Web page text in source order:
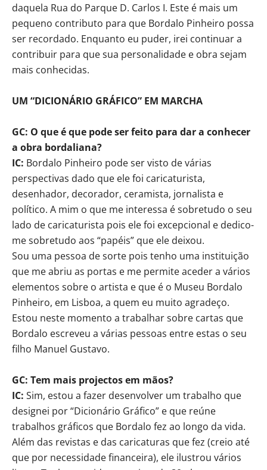
daquela Rua do Parque D. Carlos I. Este é mais um
pequeno contributo para que Bordalo Pinheiro possa
ser recordado. Enquanto eu puder, irei continuar a
contribuir para que sua personalidade e obra sejam
mais conhecidas.
UM “DICIONÁRIO GRÁFICO” EM MARCHA
GC: O que é que pode ser feito para dar a conhecer
a obra bordaliana?
IC: Bordalo Pinheiro pode ser visto de várias
perspectivas dado que ele foi caricaturista,
desenhador, decorador, ceramista, jornalista e
político. A mim o que me interessa é sobretudo o seu
lado de caricaturista pois ele foi excepcional e dedico-
me sobretudo aos “papéis” que ele deixou.
Sou uma pessoa de sorte pois tenho uma instituição
que me abriu as portas e me permite aceder a vários
elementos sobre o artista e que é o Museu Bordalo
Pinheiro, em Lisboa, a quem eu muito agradeço.
Estou neste momento a trabalhar sobre cartas que
Bordalo escreveu a várias pessoas entre estas o seu
filho Manuel Gustavo.
GC: Tem mais projectos em mãos?
IC: Sim, estou a fazer desenvolver um trabalho que
designei por “Dicionário Gráfico” e que reúne
trabalhos gráficos que Bordalo fez ao longo da vida.
Além das revistas e das caricaturas que fez (creio até
que por necessidade financeira), ele ilustrou vários